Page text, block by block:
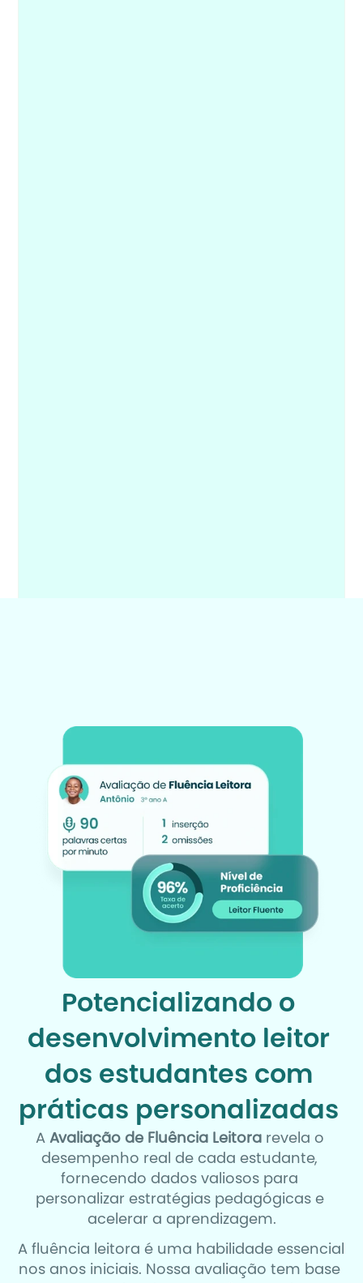
Potencializando o
desenvolvimento leitor
dos estudantes com
práticas personalizadas
A Avaliação de Fluência Leitora revela o
desempenho real de cada estudante,
fornecendo dados valiosos para
personalizar estratégias pedagógicas e
acelerar a aprendizagem.
A fluência leitora é uma habilidade essencial
nos anos iniciais. Nossa avaliação tem base